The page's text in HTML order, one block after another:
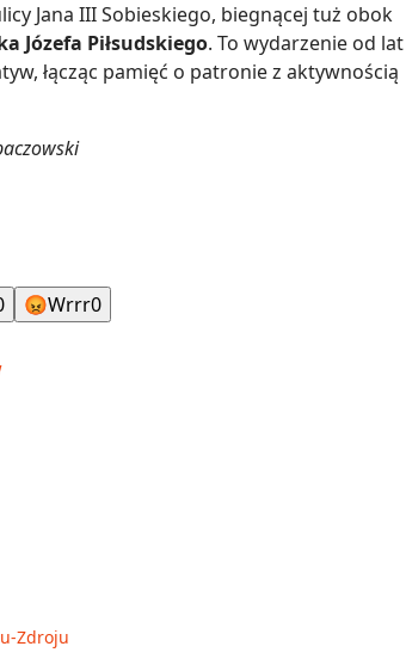
Jana III Sobieskiego, biegnącej tuż obok
Józefa Piłsudskiego. To wydarzenie od lat
łącząc pamięć o patronie z aktywnością
😡Wrrr0
Zdroju